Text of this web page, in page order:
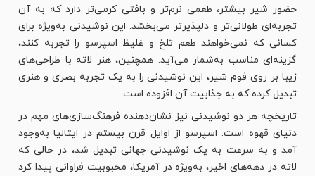
حضور شیر بیشتر، طعمی نرم‌تر و بافتی کرمی‌تر دارد که به آن
تجربه‌ای طولانی‌تر و دلپذیرتر می‌بخشد. این نوشیدنی به‌ویژه برای
کسانی که نمی‌خواهند طعم تلخ و غلیظ اسپرسو را تجربه کنند،
گزینه‌ای مناسب به‌شمار می‌آید. همچنین، هنر لاته با طراحی‌های
زیبا بر روی فوم شیر، این نوشیدنی را به یک تجربه بصری و هنری
تبدیل کرده که به جذابیت آن افزوده است.
تاریخچه هر دو نوشیدنی نیز نشان‌دهنده فرهنگ‌سازی‌های مهم در
دنیای قهوه است. اسپرسو از اوایل قرن بیستم در ایتالیا به‌وجود
آمد و به سرعت به یک نوشیدنی جهانی تبدیل شد، در حالی که
لاته در دهه‌های اخیر، به‌ویژه در آمریکا، محبوبیت فراوانی پیدا کرد